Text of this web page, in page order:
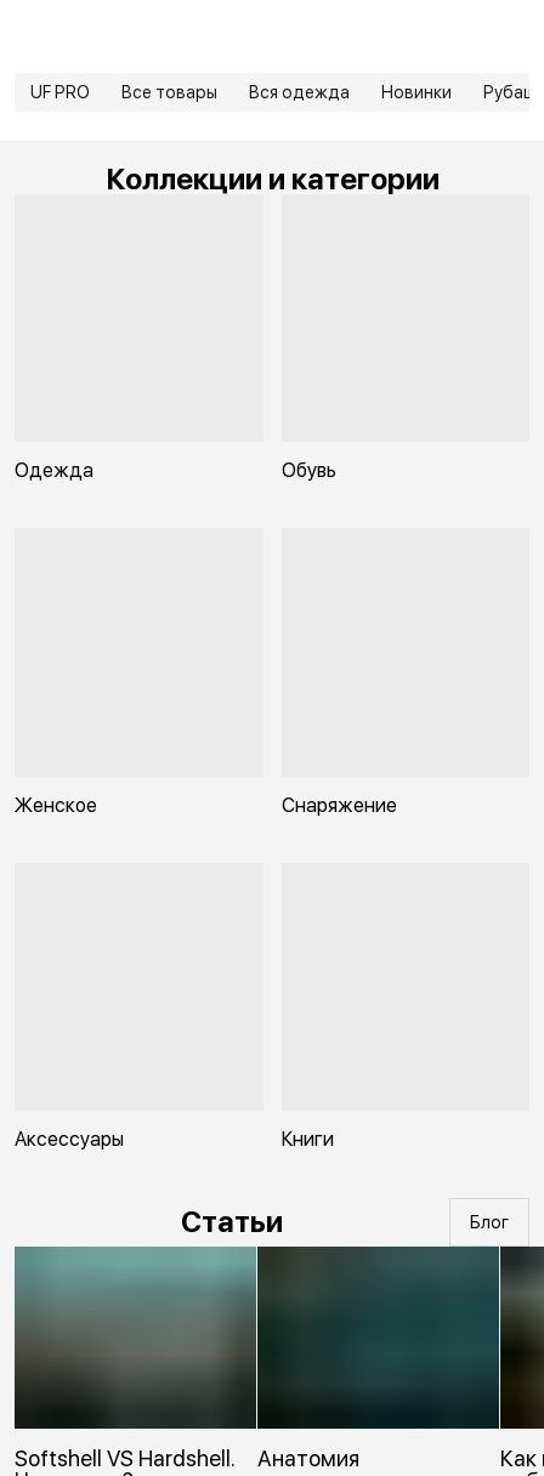
UF PRO Все товары Вся одежда Новинки
Коллекции и категории
Одежда Обувь
Женское Снаряжение
Аксессуары Книги
Статьи Блог
Softshell VS Hardshell.
Анатомия
Как